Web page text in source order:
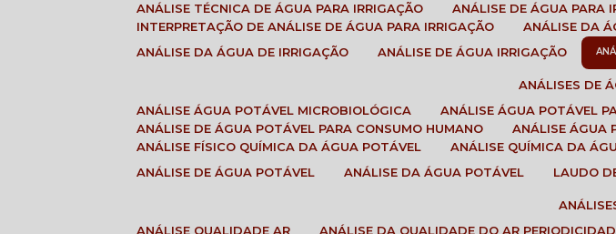
ANÁLISE TÉCNICA DE ÁGUA PARA IRRIGAÇÃO
ANÁLISE DE ÁGUA PARA
INTERPRETAÇÃO DE ANÁLISE DE ÁGUA PARA IRRIGAÇÃO
ANÁLISE DA
ANÁLISE DA ÁGUA DE IRRIGAÇÃO
ANÁLISE DE ÁGUA IRRIGAÇÃO
ANÁLISES DE
ANÁLISE ÁGUA POTÁVEL MICROBIOLÓGICA
ANÁLISE ÁGUA POTÁVEL
ANÁLISE DE ÁGUA POTÁVEL PARA CONSUMO HUMANO
ANÁLISE
ANÁLISE FÍSICO QUÍMICA DA ÁGUA POTÁVEL
ANÁLISE QUÍMICA DA
ANÁLISE DE ÁGUA POTÁVEL
ANÁLISE DA ÁGUA POTÁVEL LAUDO
ANÁLISE QUALIDADE AR
ANÁLISE DA QUALIDADE DO AR